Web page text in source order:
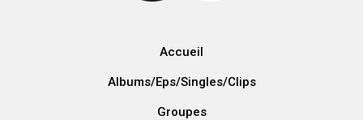
Accueil
Albums/Eps/Singles/Clips
Groupes